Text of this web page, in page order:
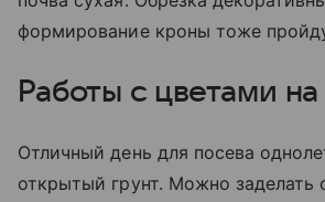
формирование кроны тоже
Работы с цветами
Отличный день для посева
открытый грунт. Можно заделать